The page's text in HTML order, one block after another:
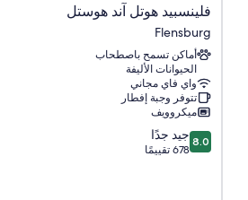
فلينسبيد
آند
هوستل
Flensburg
فلينسبيد هوتل آند هوستل
Flensburg
أماكن تسمح باصطحاب
الحيوانات الأليفة
واي فاي مجاني
تتوفر وجبة إفطار
ميكروويف
8.0
من
8.0 جيد جدًا
678 تقييمًا